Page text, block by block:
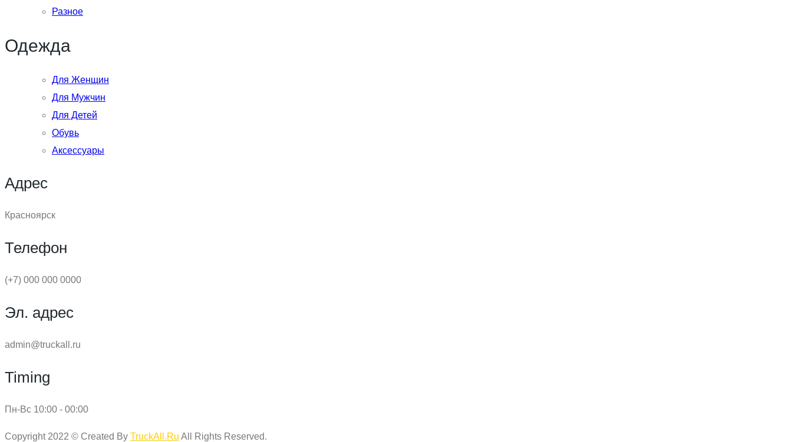
Разное
Одежда
Для Женщин
Для Мужчин
Для Детей
Обувь
Аксессуары
Адрес
Красноярск
Телефон
(+7) 000 000 0000
Эл. адрес
admin@truckall.ru
Timing
Пн-Вс 10:00 - 00:00
Copyright 2022 © Created By TruckAll.Ru All Rights Reserved.